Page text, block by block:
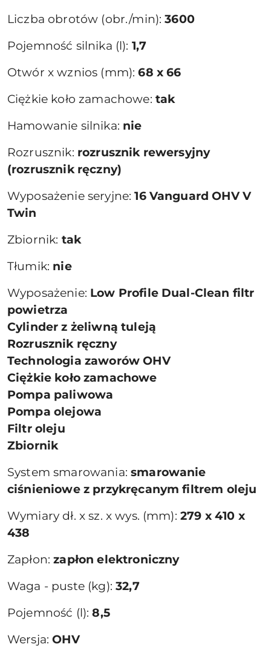
Liczba obrotów (obr./min):3600
Pojemność silnika (l): 1,7
Otwór x wznios (mm):68 x 66
Ciężkie koło zamachowe: tak
Hamowanie silnika: nie
Rozrusznik: rozrusznik rewersyjny
(rozrusznik ręczny)
Wyposażenie seryjne:16 Vanguard OHV V
Twin
Zbiornik: tak
Tłumik: nie
Wyposażenie: Low Profile Dual-Clean filtr
powietrza
Cylinder z żeliwną tuleją
Rozrusznik ręczny
Technologia zaworów OHV
Ciężkie koło zamachowe
Pompa paliwowa
Pompa olejowa
Filtr oleju
Zbiornik
System smarowania:smarowanie
ciśnieniowe z przykręcanym filtrem oleju
Wymiary dł. x sz. x wys. (mm): 279 x 410 x
438
Zapłon:zapłon elektroniczny
Waga - puste (kg):32,7
Pojemność (l):8,5
Wersja:OHV